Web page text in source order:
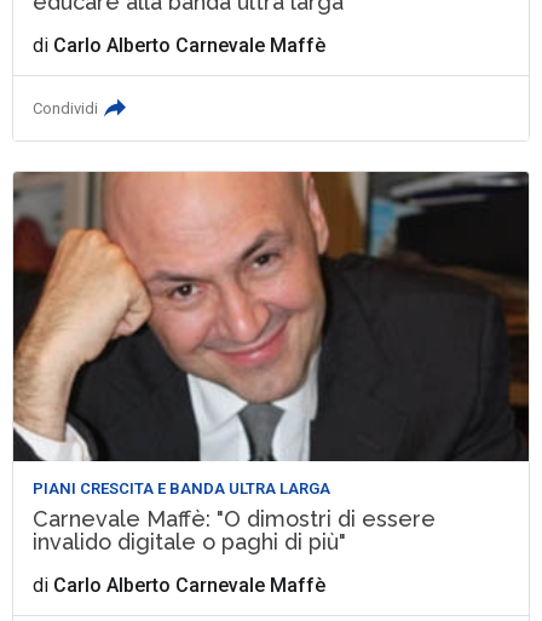
di Carlo Alberto Carnevale Maffè
Condividi
PIANI CRESCITA E BANDA ULTRA LARGA
Carnevale Maffè: "O dimostri di essere
invalido digitale o paghi di più"
di Carlo Alberto Carnevale Maffè